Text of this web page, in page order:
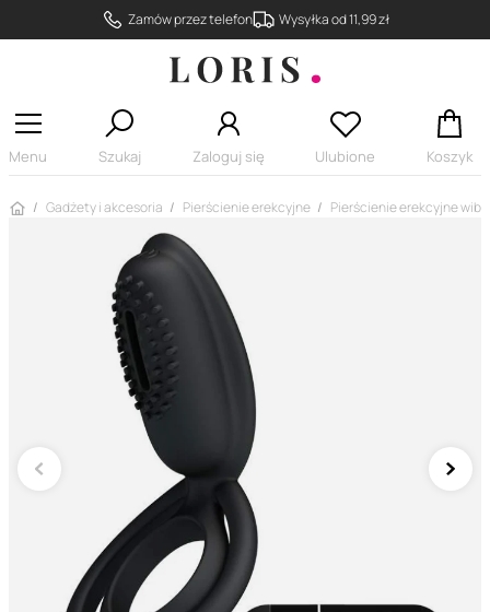
Zamów przez telefon Wysyłka od 11,99 zł
Menu Szukaj Zaloguj się Ulubione Koszyk
Strona główna
Gadżety i akcesoria Pierścienie erekcyjne Pierścienie erekcyjne